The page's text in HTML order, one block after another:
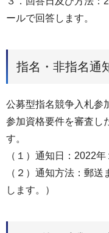
ールで回答します。
指名・非指名通
公募型指名競争入札参
参加資格要件を審査し
す。
（１）通知日：2022
（２）通知方法：郵
します。）